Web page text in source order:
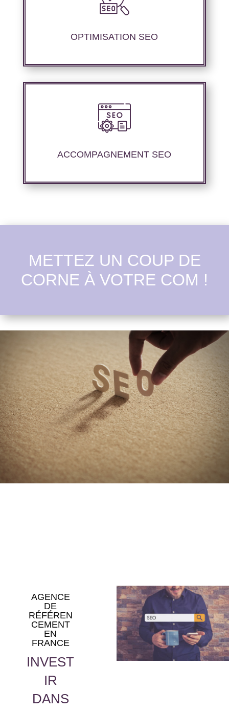
OPTIMISATION SEO
technique de site internet et d’ajustement de
performances de référencement.
ACCOMPAGNEMENT SEO
Nous offrons un suivi et un rapport de
positionnement détaillé pour vous aider à
nous avons mise en place.
METTEZ UN COUP DE
CORNE À VOTRE COM !
AGENCE
DE
RÉFÉREN
CEMENT
EN
FRANCE
INVEST
IR
DANS